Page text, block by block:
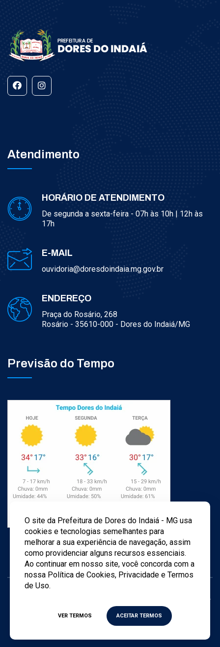
Atendimento
HORÁRIO DE ATENDIMENTO
De segunda a sexta-feira - 07h às 10h | 12h às
17h
E-MAIL
ouvidoria@doresdoindaia.mg.gov.br
ENDEREÇO
Praça do Rosário, 268
Rosário - 35610-000 - Dores do Indaiá/MG
Previsão do Tempo
Agência
TWD
O site da Prefeitura de Dores do Indaiá - MG usa
cookies e tecnologias semelhantes para
melhorar a sua experiência de navegação, assim
como providenciar alguns recursos essenciais.
Ao continuar em nosso site, você concorda com a
nossa Política de Cookies, Privacidade e Termos
de Uso.
VER TERMOS ACEITAR TERMOS